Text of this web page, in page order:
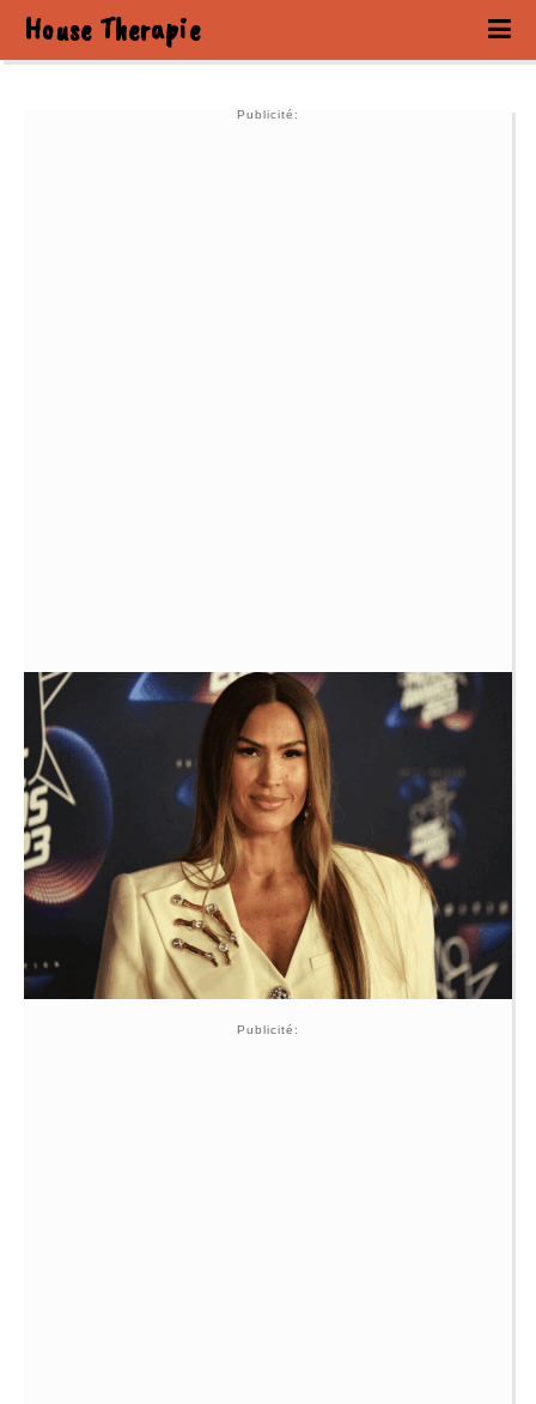
House Therapie
Publicité:
Publicité: